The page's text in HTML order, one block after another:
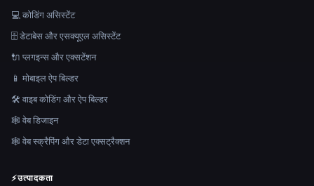
💻 कोडिंग असिस्टेंट
🗄️ डेटाबेस और एसक्यूएल असिस्टेंट
🔌 प्लगइन्स और एक्सटेंशन
📱 मोबाइल ऐप बिल्डर
🛠️ वाइब कोडिंग और ऐप बिल्डर
🕸 वेब डिजाइन
🕸️ वेब स्क्रैपिंग और डेटा एक्सट्रैक्शन
⚡उत्पादकता